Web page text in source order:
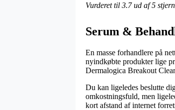
Vurderet til 3.7ud af 5
Serum &
En masse forhandlere på
nyindkøbte produkter lige
Dermalogica Breakout
Du kan ligeledes beslutte
omkostningsfuld, men
kort afstand af internet